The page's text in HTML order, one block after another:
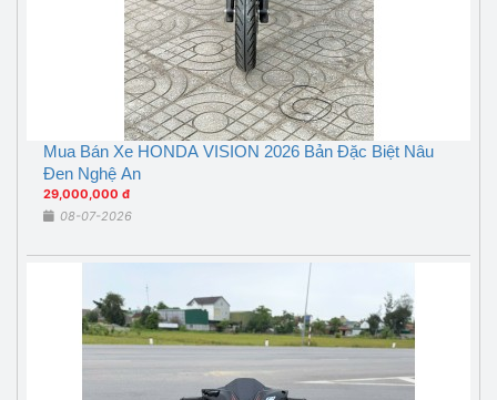
Mua Bán Xe HONDA VISION 2026 Bản Đặc Biệt Nâu
Đen Nghệ An
29,000,000 đ
08-07-2026